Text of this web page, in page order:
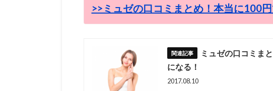
>>ミュゼの口コミまとめ！本当に100
ミュゼの口コミま
になる！
2017.08.10